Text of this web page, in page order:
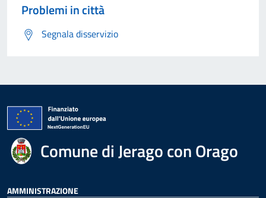
Problemi in città
Segnala disservizio
Comune di Jerago con Orago
AMMINISTRAZIONE